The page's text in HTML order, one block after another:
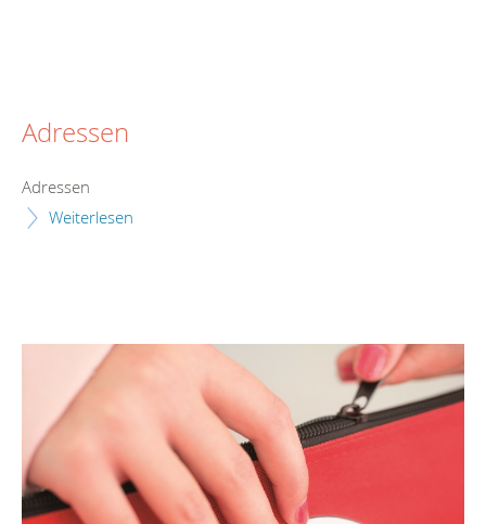
Adressen
Adressen
Weiterlesen